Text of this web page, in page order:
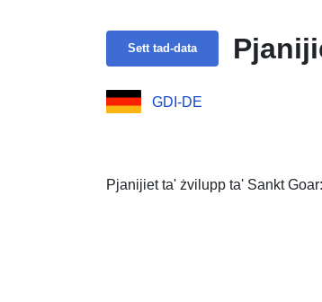
Sett tad-data
GDI-DE
Pjanijiet ta' żvilupp ta' Sankt